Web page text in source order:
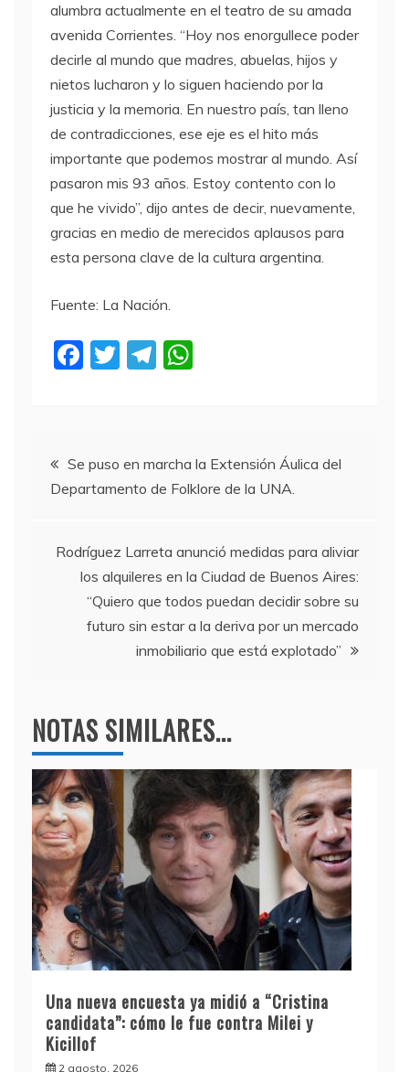
alumbra actualmente en el teatro de su amada
avenida Corrientes. “Hoy nos enorgullece poder
decirle al mundo que madres, abuelas, hijos y
nietos lucharon y lo siguen haciendo por la
justicia y la memoria. En nuestro país, tan lleno
de contradicciones, ese eje es el hito más
importante que podemos mostrar al mundo. Así
pasaron mis 93 años. Estoy contento con lo
que he vivido”, dijo antes de decir, nuevamente,
gracias en medio de merecidos aplausos para
esta persona clave de la cultura argentina.
Fuente: La Nación.
F
b
o
k
T
T
a
m
A
p
Navegación
de
entradas
Se puso en marcha la Extensión Áulica del
Departamento de Folklore de la UNA.
Rodríguez Larreta anunció medidas para aliviar
los alquileres en la Ciudad de Buenos Aires:
“Quiero que todos puedan decidir sobre su
futuro sin estar a la deriva por un mercado
inmobiliario que está explotado”
NOTAS SIMILARES...
Una nueva encuesta ya midió a “Cristina
candidata”: cómo le fue contra Milei y
Kicillof
2 agosto, 2026